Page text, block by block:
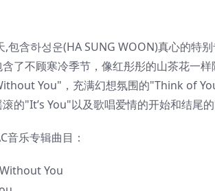
含하성운(HA SUNG WOON)真心的特别
不顾寒冷季节，像红彤彤的山茶花一样
You"，充满幻想氛围的"Think of
的"It’s You"以及歌唱爱情的开始和结尾
音乐专辑曲目：
You